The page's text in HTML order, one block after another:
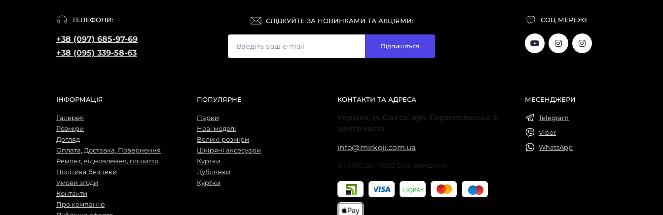
ТЕЛЕФОНИ:
+38 (097) 685-97-69
+38 (095) 339-58-63
СОЦ МЕРЕЖІ:
СЛІДКУЙТЕ ЗА НОВИНКАМИ ТА АКЦІЯМИ:
Підпишіться
ІНФОРМАЦІЯ
Галерея
Розміри
Догляд
Оплата, Доставка, Повернення
Ремонт, відновлення, пошиття
Політика безпеки
Умови згоди
Контакти
Про компанію
ПОПУЛЯРНЕ
Парки
Нові моделі
Великі розміри
Шкіряні аксесуари
Куртки
Дублянки
Куртки
КОНТАКТИ ТА АДРЕСА
Україна, м. Одеса, вул. Тираспольська 3,
центр міста
info@mirkoji.com.ua
з 10:00 до 19:00 Без вихідних
МЕСЕНДЖЕРИ
Telegram
Viber
WhatsApp